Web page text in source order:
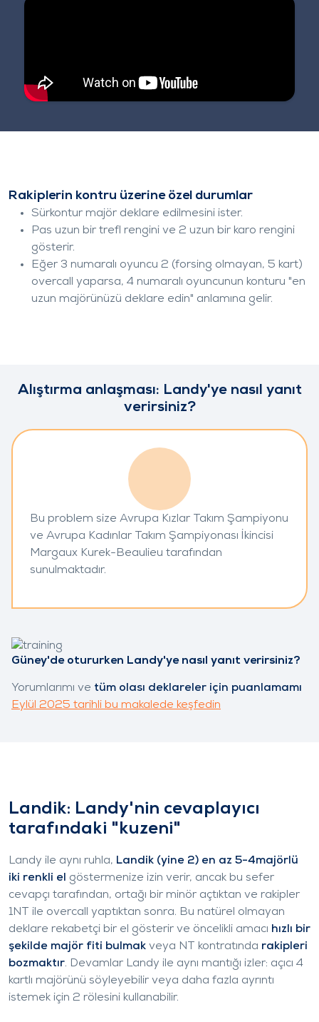
Rakiplerin kontru üzerine özel durumlar
Sürkontur majör deklare edilmesini ister.
Pas uzun bir trefl rengini ve 2 uzun bir karo rengini
gösterir.
Eğer 3 numaralı oyuncu 2 (forsing olmayan, 5 kart)
overcall yaparsa, 4 numaralı oyuncunun konturu "en
uzun majörünüzü deklare edin" anlamına gelir.
Alıştırma anlaşması: Landy'ye nasıl yanıt
verirsiniz?
Bu problem size Avrupa Kızlar Takım Şampiyonu
ve Avrupa Kadınlar Takım Şampiyonası İkincisi
Margaux Kurek-Beaulieu tarafından
sunulmaktadır.
Güney'de otururken Landy'ye nasıl yanıt verirsiniz?
Yorumlarımı ve tüm olası deklareler için puanlamamı
Eylül 2025 tarihli bu makalede keşfedin
Landik: Landy'nin cevaplayıcı
tarafındaki "kuzeni"
Landy ile aynı ruhla, Landik (yine 2) en az 5-4majörlü
iki renkli el göstermenize izin verir, ancak bu sefer
cevapçı tarafından, ortağı bir minör açtıktan ve rakipler
1NT ile overcall yaptıktan sonra. Bu natürel olmayan
deklare rekabetçi bir el gösterir ve öncelikli amacı hızlı bir
şekilde majör fiti bulmak veya NT kontratında rakipleri
bozmaktır. Devamlar Landy ile aynı mantığı izler: açıcı 4
kartlı majörünü söyleyebilir veya daha fazla ayrıntı
istemek için 2 rölesini kullanabilir.